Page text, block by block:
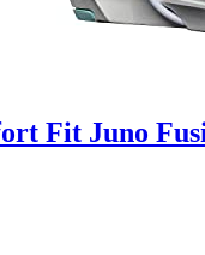
Fit Juno